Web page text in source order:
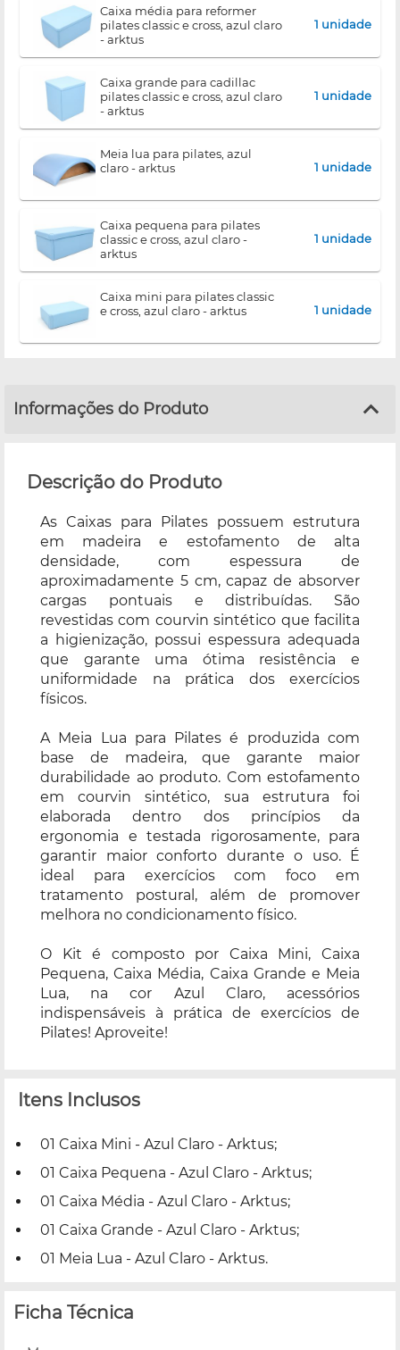
caixa média para reformer
pilates classic e cross, azul claro
- arktus
1 unidade
caixa grande para cadillac
pilates classic e cross, azul claro
- arktus
1 unidade
meia lua para pilates, azul
claro - arktus
1 unidade
caixa pequena para pilates
classic e cross, azul claro -
arktus
1 unidade
caixa mini para pilates classic
e cross, azul claro - arktus
1 unidade
Informações do Produto
Descrição do Produto
As Caixas para Pilates possuem estrutura
em madeira e estofamento de alta
densidade, com espessura de
aproximadamente 5 cm, capaz de absorver
cargas pontuais e distribuídas. São
revestidas com courvin sintético que facilita
a higienização, possui espessura adequada
que garante uma ótima resistência e
uniformidade na prática dos exercícios
físicos.
A Meia Lua para Pilates é produzida com
base de madeira, que garante maior
durabilidade ao produto. Com estofamento
em courvin sintético, sua estrutura foi
elaborada dentro dos princípios da
ergonomia e testada rigorosamente, para
garantir maior conforto durante o uso. É
ideal para exercícios com foco em
tratamento postural, além de promover
melhora no condicionamento físico.
O Kit é composto por Caixa Mini, Caixa
Pequena, Caixa Média, Caixa Grande e Meia
Lua, na cor Azul Claro, acessórios
indispensáveis à prática de exercícios de
Pilates! Aproveite!
Itens Inclusos
01 Caixa Mini - Azul Claro - Arktus;
01 Caixa Pequena - Azul Claro - Arktus;
01 Caixa Média - Azul Claro - Arktus;
01 Caixa Grande - Azul Claro - Arktus;
01 Meia Lua - Azul Claro - Arktus.
Ficha Técnica